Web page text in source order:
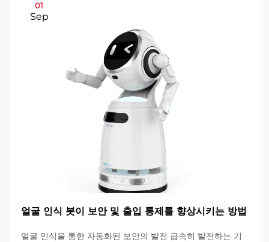
01
Sep
얼굴 인식 봇이 보안 및 출입 통제를 향상시키는 방법
얼굴 인식을 통한 자동화된 보안의 발전 급속히 발전하는 기